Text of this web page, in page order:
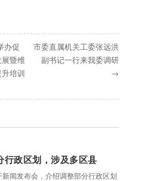
办促
暨维
培训
市委直属机关工委张远洪
副书记一行来我委调研
→
行政区划，涉及多区县
闻发布会，介绍调整部分行政区划